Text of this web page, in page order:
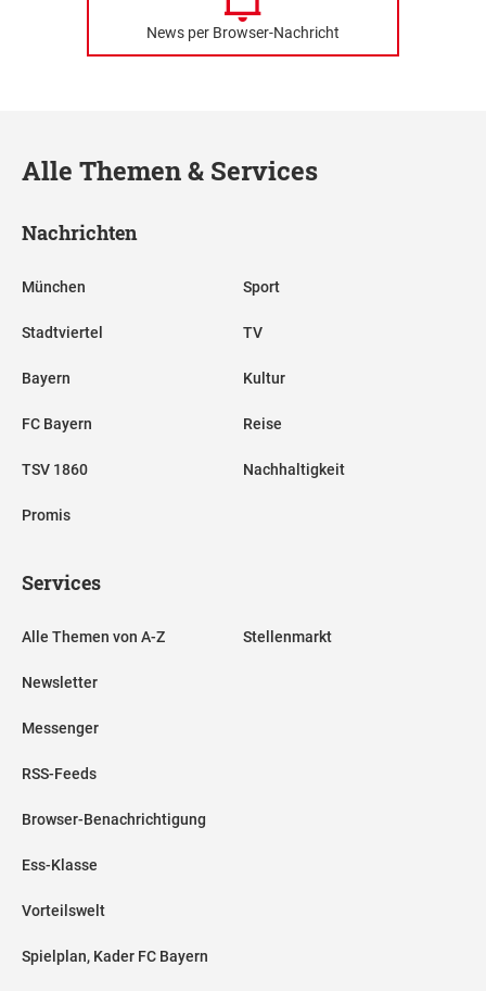
News per Browser-Nachricht
Alle Themen & Services
Nachrichten
München
Stadtviertel
Bayern
FC Bayern
TSV 1860
Promis
Sport
TV
Kultur
Reise
Nachhaltigkeit
Services
Alle Themen von A-Z
Newsletter
Messenger
RSS-Feeds
Browser-Benachrichtigung
Ess-Klasse
Vorteilswelt
Spielplan, Kader FC Bayern
Stellenmarkt